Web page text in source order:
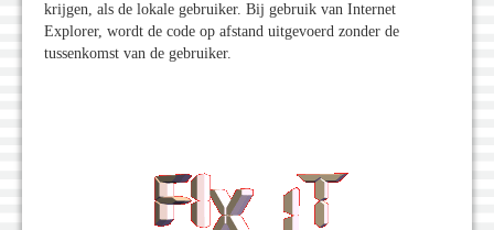
krijgen, als de lokale gebruiker. Bij gebruik van Internet
Explorer, wordt de code op afstand uitgevoerd zonder de
tussenkomst van de gebruiker.